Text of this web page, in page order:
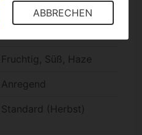
Sativa +60%
Fruchtig, Süß, Haze
Anregend
Standard (Herbst)
ABBRECHEN